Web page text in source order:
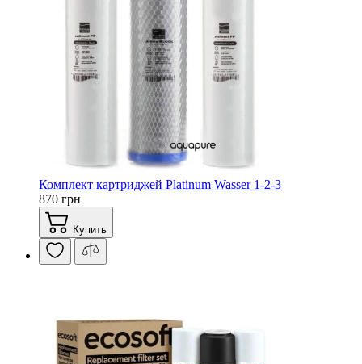
Комплект картриджей Platinum Wasser 1-2-3
870 грн
Купить